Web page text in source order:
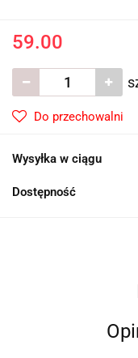
59.00
Do przechowalni
Wysyłka w ciągu
Dostępność